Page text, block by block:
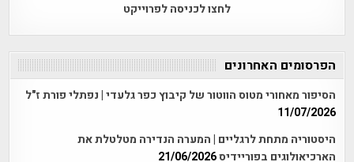
לחצו לכניסה לפרוייקט
הפרסומים האחרונים
הסיפור מאחורי מטוס הווטור של קיבוץ כפר גלעדי | נפתלי פורת ז"ל
11/07/2026
היסטוריה מתחת לרגליים | המערה הנדירה מטלטלת את
הארכיאולוגים בפוריידיס21/06/2026